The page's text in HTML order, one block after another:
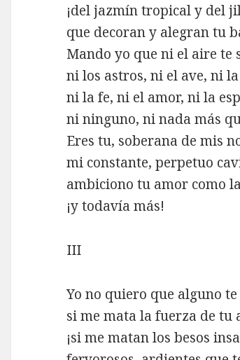
¡del jazmín tropical y del
que decoran y alegran tu
Mando yo que ni el aire te
ni los astros, ni el ave, ni
ni la fe, ni el amor, ni la
ni ninguno, ni nada más
Eres tu, soberana de mis
mi constante, perpetuo
ambiciono tu amor como
¡y todavía más!
III
Yo no quiero que alguno te
si me mata la fuerza de tu
¡si me matan los besos